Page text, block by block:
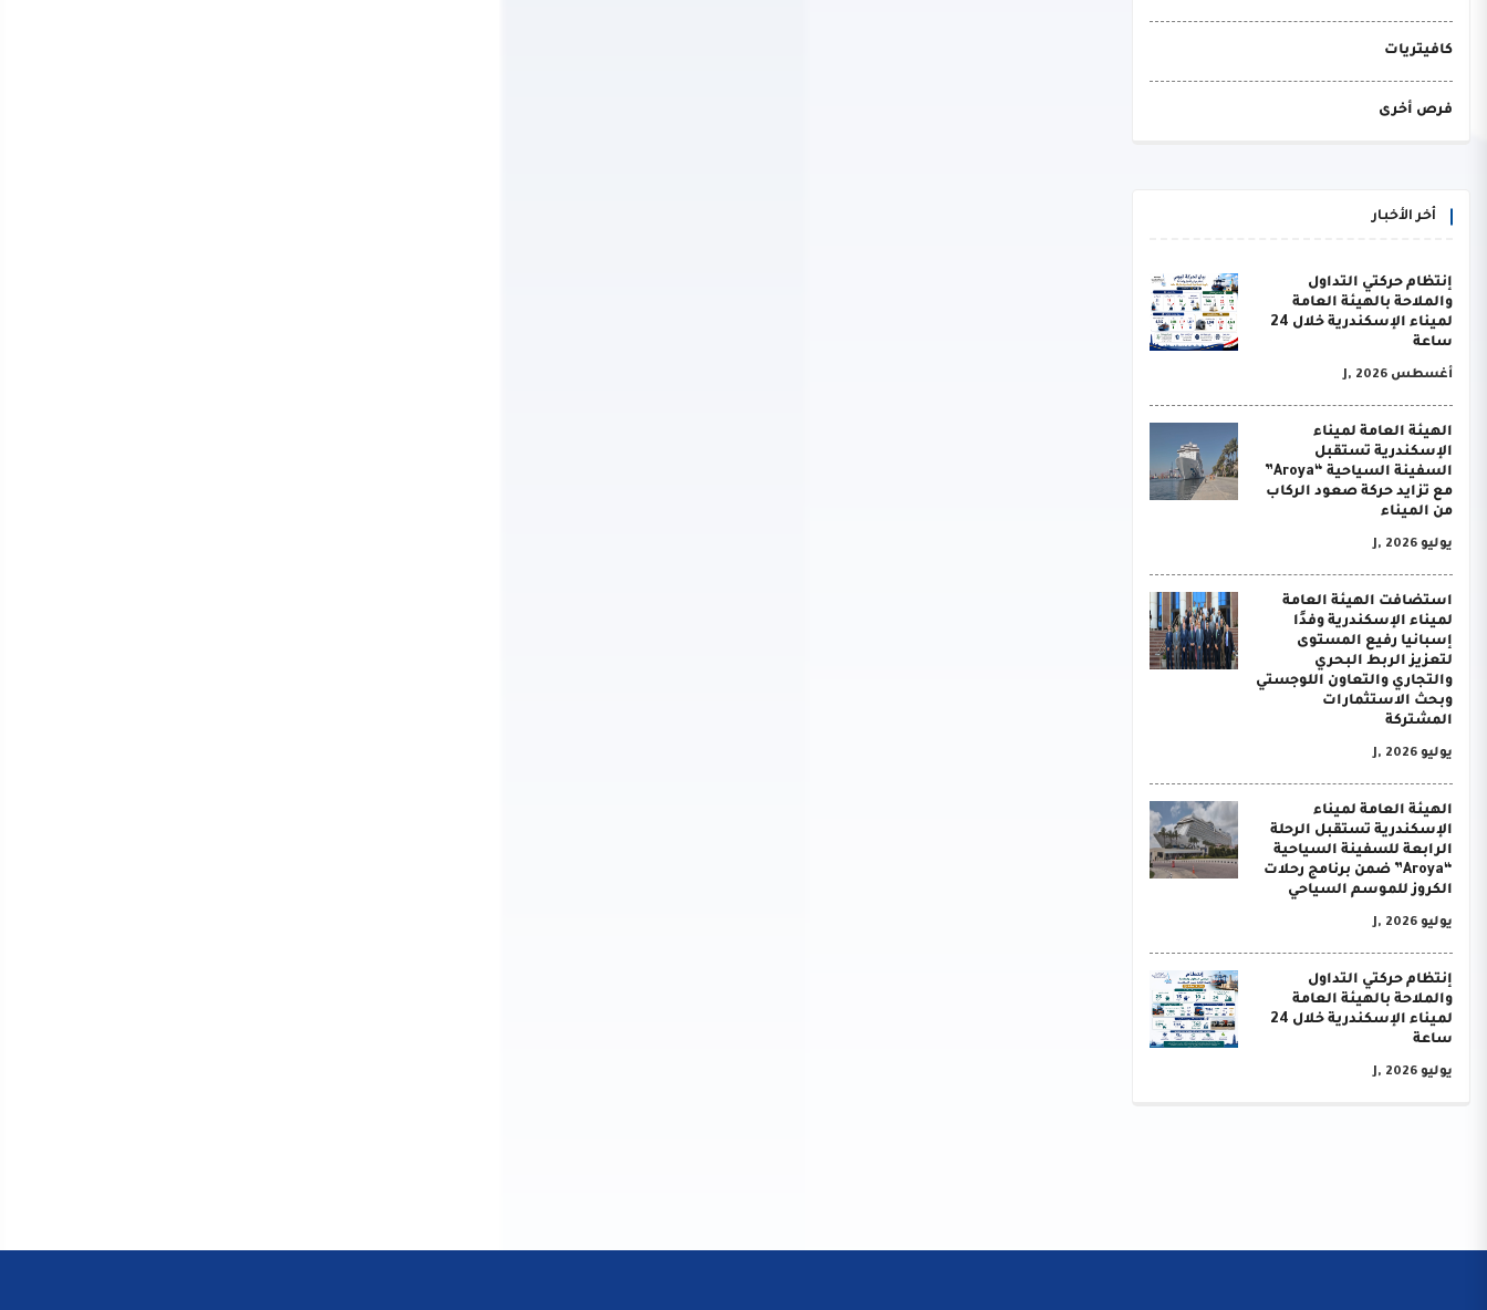
كافيتريات
فرص أخرى
أخر الأخبار
إنتظام حركتي التداول
والملاحة بالهيئة العامة
لميناء الإسكندرية خلال 24
ساعة
أغسطس J, 2026
الهيئة العامة لميناء
الإسكندرية تستقبل
السفينة السياحية “Aroya”
مع تزايد حركة صعود الركاب
من الميناء
يوليو J, 2026
استضافت الهيئة العامة
لميناء الإسكندرية وفدًا
إسبانيا رفيع المستوى
لتعزيز الربط البحري
والتجاري والتعاون اللوجستي
وبحث الاستثمارات
المشتركة
يوليو J, 2026
الهيئة العامة لميناء
الإسكندرية تستقبل الرحلة
الرابعة للسفينة السياحية
“Aroya” ضمن برنامج رحلات
الكروز للموسم السياحي
يوليو J, 2026
إنتظام حركتي التداول
والملاحة بالهيئة العامة
لميناء الإسكندرية خلال 24
ساعة
يوليو J, 2026